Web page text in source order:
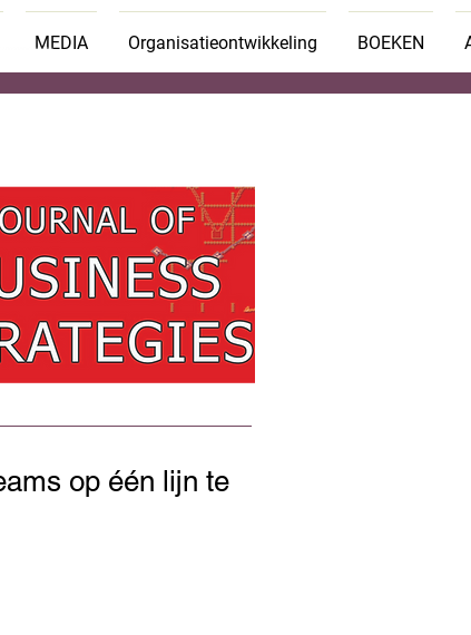
MEDIA Organisatieontwikkeling BOEKEN
op één lijn te